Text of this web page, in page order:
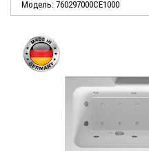
Модель: 760297000CE1000